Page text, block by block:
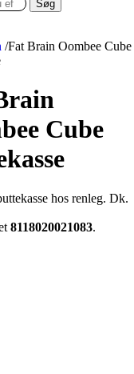
Søg
/Fat Brain Oombee Cube
Cube
hos renleg. Dk.
8118020021083.